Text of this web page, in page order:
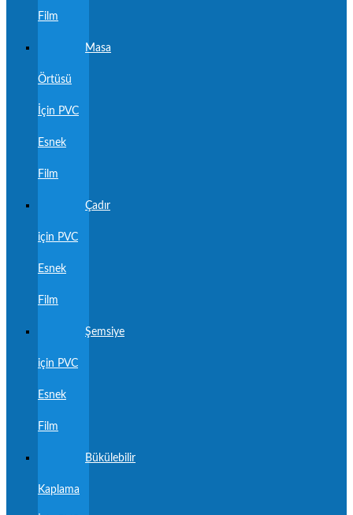
Film
Masa
Örtüsü
İçin PVC
Esnek
Film
Çadır
için PVC
Esnek
Film
Şemsiye
için PVC
Esnek
Film
Bükülebilir
Kaplama